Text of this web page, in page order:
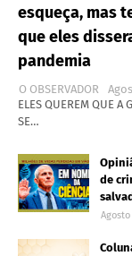
esqueça, mas
que eles
pandemia
O OBSERVADOR
ELES QUEREM QUE A
SE…
de
Agosto